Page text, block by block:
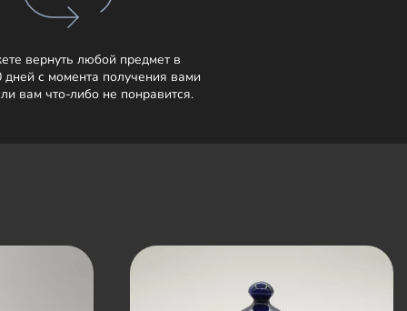
вернуть любой предмет в
дней с момента получения вами
вам что-либо не понравится.